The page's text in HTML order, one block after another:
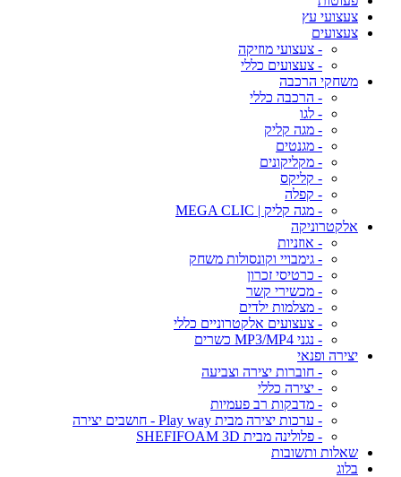
צעצועי עץ
צעצועים
- צעצועי מוזיקה
- צעצועים כללי
משחקי הרכבה
- הרכבה כללי
- לגו
- מגה קליק
- מגנטים
- מקליקונים
- קליקס
- קפלה
- מגה קליק | MEGA CLIC
אלקטרוניקה
- אוזניות
- גימבויי וקונסולות משחק
- כרטיסי זכרון
- מכשירי קשר
- מצלמות ילדים
- צעצועים אלקטרוניים כללי
- נגני MP3/MP4 כשרים
יצירה ופנאי
- חוברות יצירה וצביעה
- יצירה כללי
- מדבקות רב פעמיות
- ערכות יצירה מבית Play way - חושבים יצירה
- פלולינה מבית SHEFIFOAM 3D
שאלות ותשובות
בלוג